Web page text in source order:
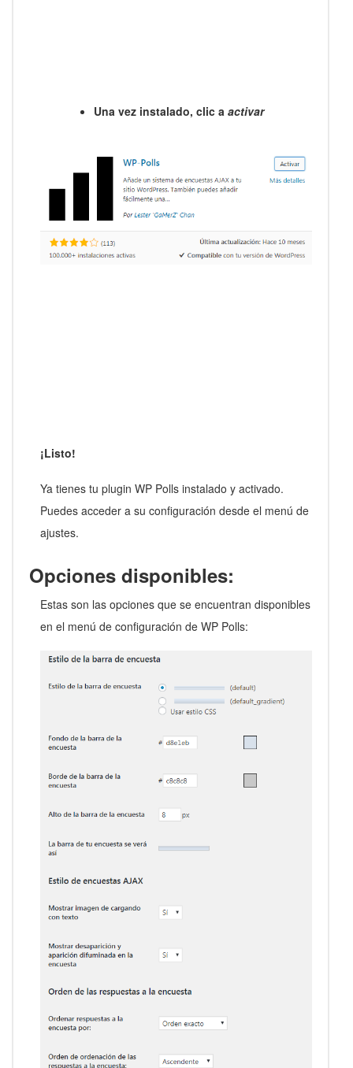
Una vez instalado, clic a activar
¡Listo!
Ya tienes tu plugin WP Polls instalado y activado.
Puedes acceder a su configuración desde el menú de
ajustes.
Opciones disponibles:
Estas son las opciones que se encuentran disponibles
en el menú de configuración de WP Polls: